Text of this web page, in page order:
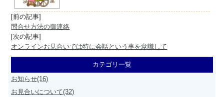
[前の記事]
問合せ方法の御連絡
[次の記事]
オンラインお見合いでは特に会話という事を意識して
カテゴリ一覧
お知らせ(16)
お見合いについて(32)